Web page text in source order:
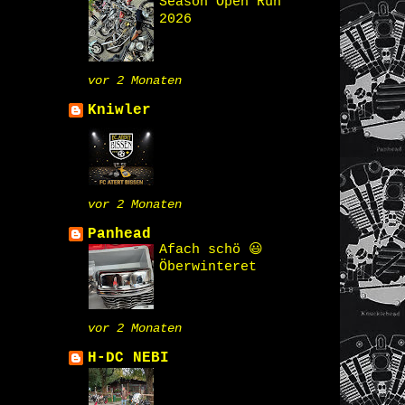
2026
vor 2 Monaten
Kniwler
vor 2 Monaten
Panhead
Afach schö 😃
Öberwinteret
vor 2 Monaten
H-DC NEBI